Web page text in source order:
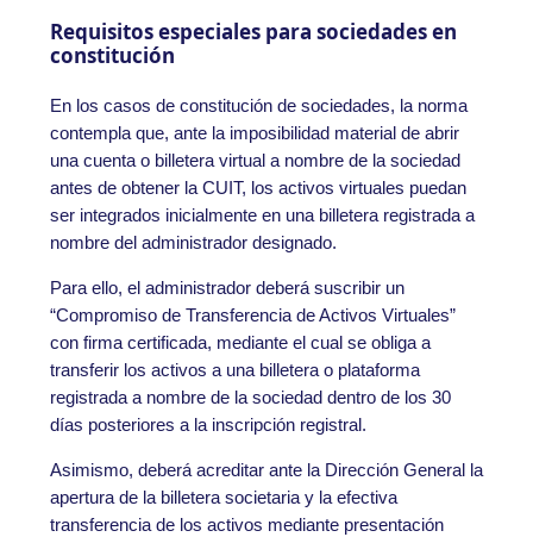
Requisitos especiales para sociedades en
constitución
En los casos de constitución de sociedades, la norma
contempla que, ante la imposibilidad material de abrir
una cuenta o billetera virtual a nombre de la sociedad
antes de obtener la CUIT, los activos virtuales puedan
ser integrados inicialmente en una billetera registrada a
nombre del administrador designado.
Para ello, el administrador deberá suscribir un
“Compromiso de Transferencia de Activos Virtuales”
con firma certificada, mediante el cual se obliga a
transferir los activos a una billetera o plataforma
registrada a nombre de la sociedad dentro de los 30
días posteriores a la inscripción registral.
Asimismo, deberá acreditar ante la Dirección General la
apertura de la billetera societaria y la efectiva
transferencia de los activos mediante presentación